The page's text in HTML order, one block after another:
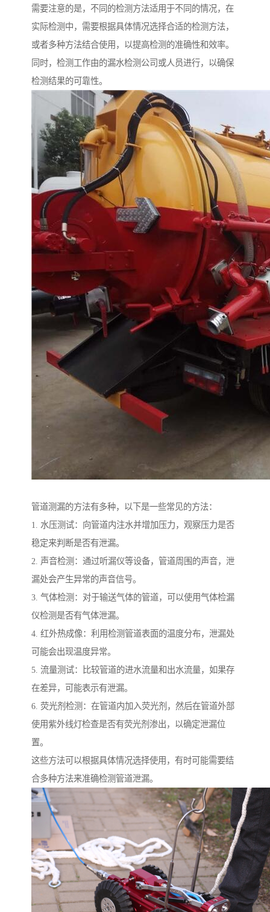
需要注意的是，不同的检测方法适用于不同的情况，在
实际检测中，需要根据具体情况选择合适的检测方法，
或者多种方法结合使用，以提高检测的准确性和效率。
同时，检测工作由的漏水检测公司或人员进行，以确保
检测结果的可靠性。
管道测漏的方法有多种，以下是一些常见的方法：
1. 水压测试：向管道内注水并增加压力，观察压力是否
稳定来判断是否有泄漏。
2. 声音检测：通过听漏仪等设备，管道周围的声音，泄
漏处会产生异常的声音信号。
3. 气体检测：对于输送气体的管道，可以使用气体检漏
仪检测是否有气体泄漏。
4. 红外热成像：利用检测管道表面的温度分布，泄漏处
可能会出现温度异常。
5. 流量测试：比较管道的进水流量和出水流量，如果存
在差异，可能表示有泄漏。
6. 荧光剂检测：在管道内加入荧光剂，然后在管道外部
使用紫外线灯检查是否有荧光剂渗出，以确定泄漏位
置。
这些方法可以根据具体情况选择使用，有时可能需要结
合多种方法来准确检测管道泄漏。